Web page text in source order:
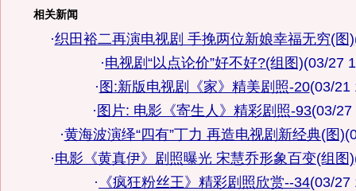
相关新闻
·织田裕二再演电视剧 手挽两位新娘幸福无穷(图)
·电视剧“以点论价”好不好?(组图)(03/27
·图:新版电视剧《家》精美剧照-20(03/21
·图片: 电影《寄生人》精彩剧照-93(03/27
·黄海波演绎“四有”丁力 再造电视剧新经典(图)
·电影《黄真伊》剧照曝光 宋慧乔形象百变(组图)
· 《疯狂粉丝王》精彩剧照欣赏--34(03/27